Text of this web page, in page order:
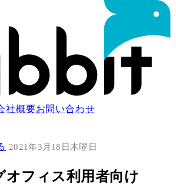
社概要お問い合わせ
2021年3月18日木曜日
オフィス利用者向け